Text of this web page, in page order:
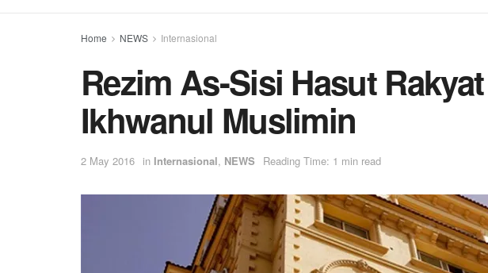
Home NEWS Internasional
Rezim As-Sisi Hasut
Ikhwanul Muslimin
2 May 2016 in Internasional, NEWS Reading Time: 1 min read